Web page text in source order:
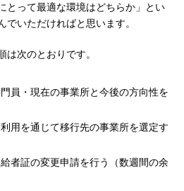
とって最適な環境はどちらか」とい
でいただければと思います。
は次のとおりです。
員・現在の事業所と今後の方向性を
用を通じて移行先の事業所を選定す
者証の変更申請を行う（数週間の余